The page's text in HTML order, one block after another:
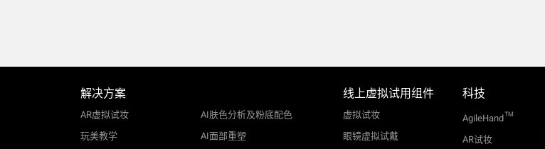
解决方案
AR虚拟试妆
玩美教学
AI肤色分析及粉底配色
AI面部重塑
线上虚拟试用组件
虚拟试妆
眼镜虚拟试戴
科技
AgileHandTM
AR试妆